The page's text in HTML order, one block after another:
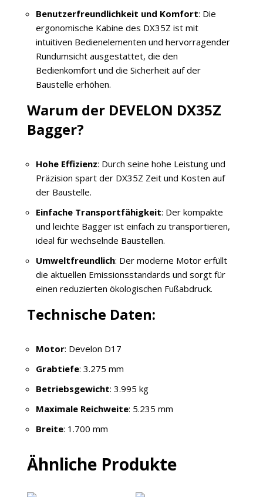
Benutzerfreundlichkeit und Komfort: Die
ergonomische Kabine des DX35Z ist mit
intuitiven Bedienelementen und hervorragender
Rundumsicht ausgestattet, die den
Bedienkomfort und die Sicherheit auf der
Baustelle erhöhen.
Warum der DEVELON DX35Z
Bagger?
Hohe Effizienz: Durch seine hohe Leistung und
Präzision spart der DX35Z Zeit und Kosten auf
der Baustelle.
Einfache Transportfähigkeit: Der kompakte
und leichte Bagger ist einfach zu transportieren,
ideal für wechselnde Baustellen.
Umweltfreundlich: Der moderne Motor erfüllt
die aktuellen Emissionsstandards und sorgt für
einen reduzierten ökologischen Fußabdruck.
Technische Daten:
Motor: Develon D17
Grabtiefe: 3.275 mm
Betriebsgewicht: 3.995 kg
Maximale Reichweite: 5.235 mm
Breite: 1.700 mm
Ähnliche Produkte